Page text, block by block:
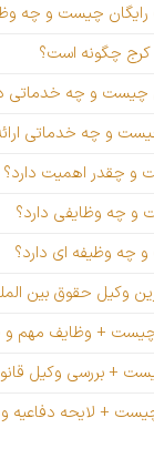
رایگان چیست و چه
کرج چگونه است؟
چیست و چه خدماتی
چیست و چه خدماتی
و چقدر اهمیت دارد؟
و چه وظایفی دارد؟
چه وظیفه ای دارد؟
وکیل حقوق بین
چیست + وظایف مهم
+ بررسی وکیل
+ لایحه